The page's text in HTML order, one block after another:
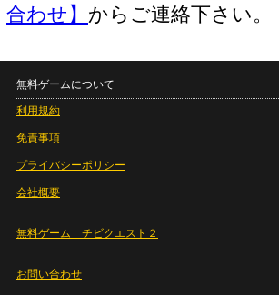
合わせ】 からご連絡下さい。
無料ゲームについて
利用規約
免責事項
プライバシーポリシー
会社概要
無料ゲーム チビクエスト２
お問い合わせ